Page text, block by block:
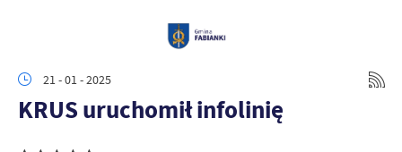
21 - 01 - 2025
KRUS uruchomił infolinię